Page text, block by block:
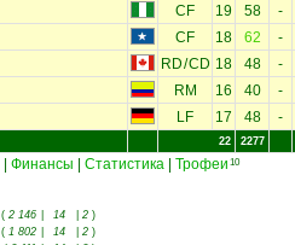
CF 19 58 -
CF 18 62 -
RD/CD 18 48 -
RM 16 40 -
LF 17 48 -
22 2277
Финансы Статистика Трофеи 10
( 2 146 14 2 )
( 1 802 14 2 )